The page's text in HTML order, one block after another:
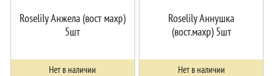
Roselily Анжела (вост махр)
5шт
Нет в наличии
Roselily Аннушка
(вост.махр) 5шт
Нет в наличии